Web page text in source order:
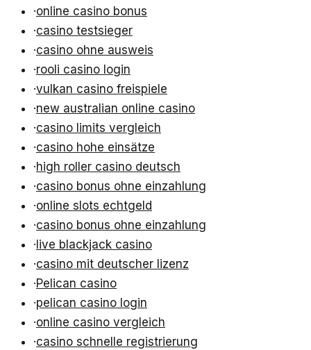
·online casino bonus
·casino testsieger
·casino ohne ausweis
·rooli casino login
·vulkan casino freispiele
·new australian online casino
·casino limits vergleich
·casino hohe einsätze
·high roller casino deutsch
·casino bonus ohne einzahlung
·online slots echtgeld
·casino bonus ohne einzahlung
· live blackjack casino
·casino mit deutscher lizenz
·Pelican casino
·pelican casino login
·online casino vergleich
·casino schnelle registrierung